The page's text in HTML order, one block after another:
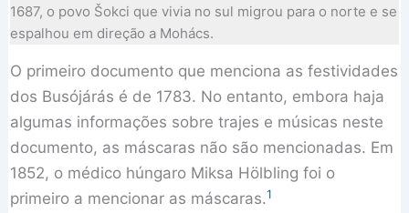
1687, o povo Šokci que vivia no sul migrou para o norte e se
espalhou em direção a Mohács.
O primeiro documento que menciona as festividades
dos Busójárás é de 1783. No entanto, embora haja
algumas informações sobre trajes e músicas neste
documento, as máscaras não são mencionadas. Em
1852, o médico húngaro Miksa Hölbling foi o
primeiro a mencionar as máscaras.1